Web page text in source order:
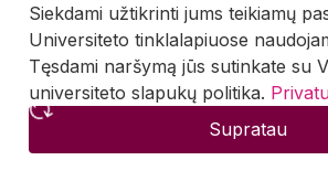
Siekdami užtikrinti jums teikiamų
Universiteto tinklalapiuose
Tęsdami naršymą jūs sutinkate su
universiteto slapukų politika.
Supratau